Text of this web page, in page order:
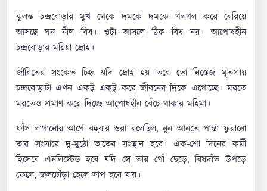
ঝুলন্ত চন্দ্রবোড়ার মুখ থেকে দমকে দমকে গলগল করে বেরিয়ে
আসছে ঘন নীল বিষ। ওটা আসলে ঠিক বিষ নয়। আপোষহীন
চন্দ্রবোড়ার মরিয়া দ্রোহ।
জীবিতের সংকেত চিহ্ন যদি দ্রোহ হয় তবে তো নিস্তেজ মৃতপ্রায়
চন্দ্রবোড়াটা এখন একটু একটু করে জীবনের দিকে এগোচ্ছে। মরতে
মরতেও প্রমাণ করে দিচ্ছে আপোষহীন বেঁচে থাকার মহিমা।
ফাঁস লাগানোর আগে বহুবার ওরা বলেছিল, নুন আনতে পান্তা ফুরানো
তার সংসারে দু-মুঠো ভাতের সংস্থান হবে। এক-শো দিনের কর্মী
হিসেবে এনলিস্টেড হবে যদি সে তার গোঁ ছেড়ে, বিষদাঁত উপড়ে
ফেলে, জলঢোঁড়া হেলে সাপ হয়ে যায়।